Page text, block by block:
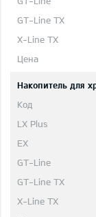
Накопитель для